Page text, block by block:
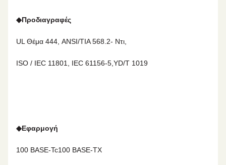
◆Προδιαγραφές
UL Θέμα 444, ANSI/TIA 568.2- Ντι,
ISO / IEC 11801, IEC 61156-5,YD/T 1019
◆Εφαρμογή
100 BASE-Tc100 BASE-TX